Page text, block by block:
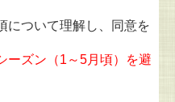
について理解し、同意を
ーズン（1～5月頃）を避